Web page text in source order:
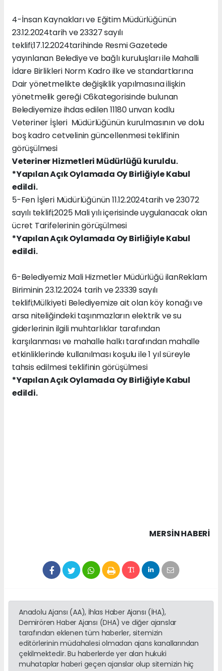
4-İnsan Kaynakları ve Eğitim Müdürlüğünün
23.12.2024tarih ve 23327 sayılı
teklifi;17.12.2024tarihinde Resmi Gazetede
yayınlanan Belediye ve bağlı kuruluşları ile Mahalli
İdare Birlikleri Norm Kadro ilke ve standartlarına
Dair yönetmelikte değişiklik yapılmasına ilişkin
yönetmelik gereği C6kategorisinde bulunan
Belediyemize ihdas edilen 11180 unvan kodlu
Veteriner İşleri Müdürlüğünün kurulmasının ve dolu
boş kadro cetvelinin güncellenmesi teklifinin
görüşülmesi
Veteriner Hizmetleri Müdürlüğü kuruldu.
*Yapılan Açık Oylamada Oy Birliğiyle Kabul
edildi.
5-Fen İşleri Müdürlüğünün 11.12.2024tarih ve 23072
sayılı teklifi;2025 Mali yılı içerisinde uygulanacak olan
ücret Tarifelerinin görüşülmesi
*Yapılan Açık Oylamada Oy Birliğiyle Kabul
edildi.
6-Belediyemiz Mali Hizmetler Müdürlüğü ilanReklam
Biriminin 23.12.2024 tarih ve 23339 sayılı
teklifi;Mülkiyeti Belediyemize ait olan köy konağı ve
arsa niteliğindeki taşınmazların elektrik ve su
giderlerinin ilgili muhtarlıklar tarafından
karşılanması ve mahalle halkı tarafından mahalle
etkinliklerinde kullanılması koşulu ile 1 yıl süreyle
tahsis edilmesi teklifinin görüşülmesi
*Yapılan Açık Oylamada Oy Birliğiyle Kabul
edildi.
MERSIN HABERİ
Anadolu Ajansı (AA), İhlas Haber Ajansı (İHA),
Demirören Haber Ajansı (DHA) ve diğer ajanslar
tarafından eklenen tüm haberler, sitemizin
editörlerinin müdahalesi olmadan ajans kanallarından
çekilmektedir. Bu haberlerde yer alan hukuki
muhataplar haberi geçen ajanslar olup sitemizin hiç